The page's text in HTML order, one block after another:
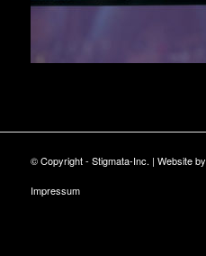
© Copyright - Stigmata-Inc. | Website by
Impressum